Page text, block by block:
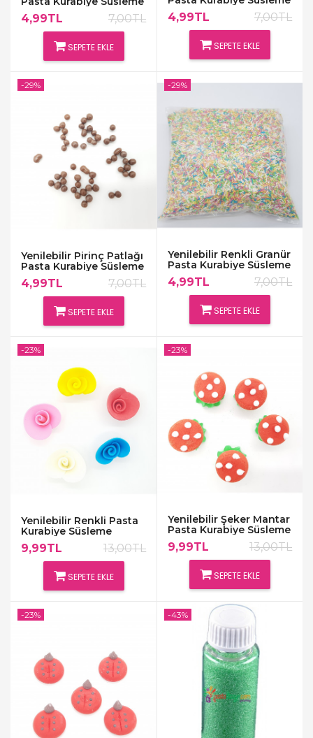
Bitter Çikolata Draje
4,99TL 7,00TL
SEPETE EKLE
Frambuaz Çikolata
Draje
4,99TL 7,00TL
SEPETE EKLE
Yenilebilir Pirinç Patlağı
Pasta Kurabiye Süsleme
Sütlü Çikolata Draje
4,99TL 7,00TL
SEPETE EKLE
-29%
Yenilebilir Renkli Granür
Pasta Kurabiye Süsleme
Şekeri
4,99TL 7,00TL
SEPETE EKLE
-29%
Yenilebilir Renkli Pasta
Kurabiye Süsleme
Şekeri
9,99TL 13,00TL
SEPETE EKLE
-23%
Yenilebilir Şeker Mantar
Pasta Kurabiye Süsleme
Şekeri
9,99TL 13,00TL
SEPETE EKLE
-23%
-23% -43%